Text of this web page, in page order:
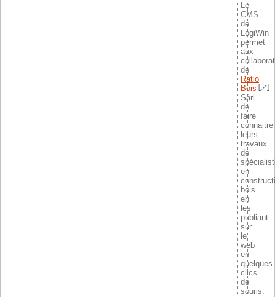
Le
CMS
de
LogiWin
permet
aux
de
Ratio
Bois
Sàrl
de
faire
connaitre
leurs
travaux
de
en
bois
en
les
publiant
sur
le
web
en
quelques
clics
de
souris.